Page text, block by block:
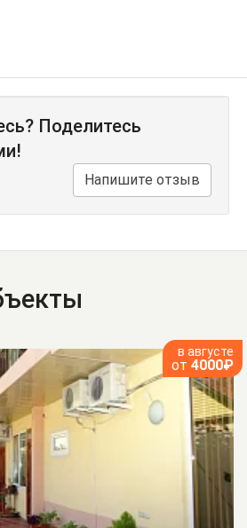
Поделитесь
Напишите отзыв
в августе
от 4000₽